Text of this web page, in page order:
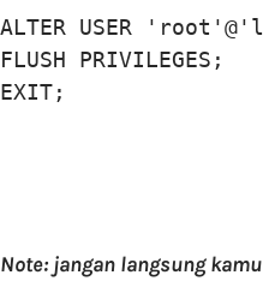
ALTER USER
FLUSH PRIVILEGES;
Note: jangan langsung